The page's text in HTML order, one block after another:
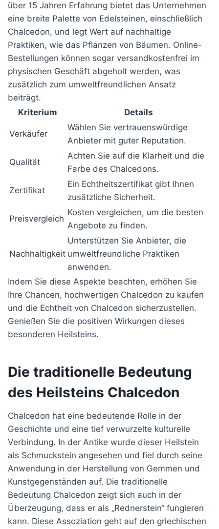
über 15 Jahren Erfahrung bietet das Unternehmen
eine breite Palette von Edelsteinen, einschließlich
Chalcedon, und legt Wert auf nachhaltige
Praktiken, wie das Pflanzen von Bäumen. Online-
Bestellungen können sogar versandkostenfrei im
physischen Geschäft abgeholt werden, was
zusätzlich zum umweltfreundlichen Ansatz
beiträgt.
Kriterium
Details
Verkäufer
Wählen Sie vertrauenswürdige
Anbieter mit guter Reputation.
Qualität
Achten Sie auf die Klarheit und die
Farbe des Chalcedons.
Zertifikat
Ein Echtheitszertifikat gibt Ihnen
zusätzliche Sicherheit.
Preisvergleich
Kosten vergleichen, um die besten
Angebote zu finden.
Nachhaltigkeit
Unterstützen Sie Anbieter, die
umweltfreundliche Praktiken
anwenden.
Indem Sie diese Aspekte beachten, erhöhen Sie
Ihre Chancen, hochwertigen Chalcedon zu kaufen
und die Echtheit von Chalcedon sicherzustellen.
Genießen Sie die positiven Wirkungen dieses
besonderen Heilsteins.
Die traditionelle Bedeutung
des Heilsteins Chalcedon
Chalcedon hat eine bedeutende Rolle in der
Geschichte und eine tief verwurzelte kulturelle
Verbindung. In der Antike wurde dieser Heilstein
als Schmuckstein angesehen und fiel durch seine
Anwendung in der Herstellung von Gemmen und
Kunstgegenständen auf. Die traditionelle
Bedeutung Chalcedon zeigt sich auch in der
Überzeugung, dass er als „Rednerstein“ fungieren
kann. Diese Assoziation geht auf den griechischen